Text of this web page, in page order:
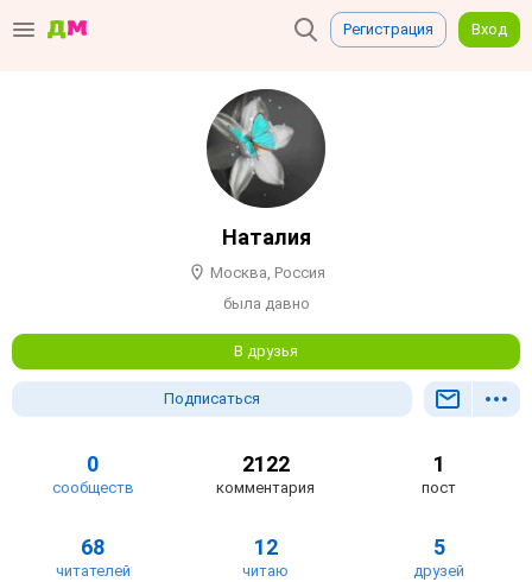
Регистрация Вход
Наталия
Москва, Россия
была давно
В друзья
Подписаться
0
сообществ
2122
комментария
1
пост
68
читателей
12
читаю
5
друзей